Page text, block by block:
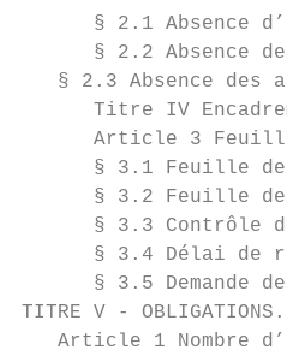
§ 2.1 Absence
§ 2.2 Absence
§ 2.3 Absence des
Titre IV
Article 3
§ 3.1 Feuille
§ 3.2 Feuille
§ 3.3 Contrôle
§ 3.4 Délai de
§ 3.5 Demande
TITRE V -
Article 1 Nombre